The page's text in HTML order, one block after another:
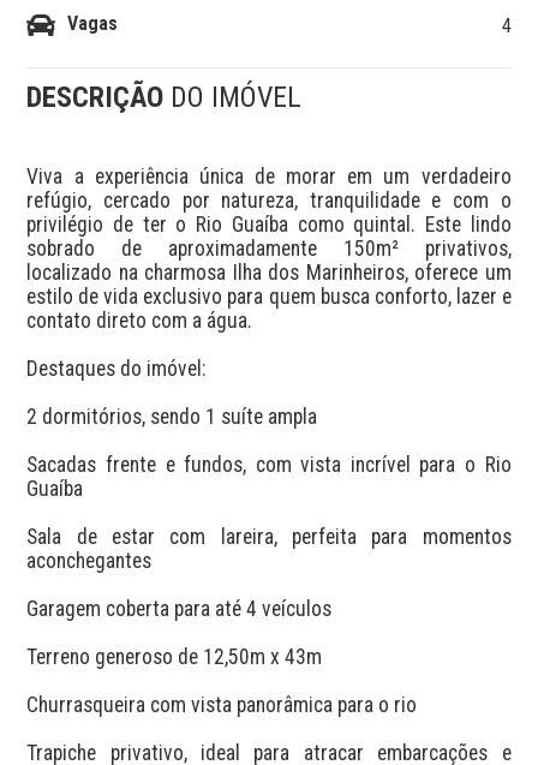
Vagas 4
DESCRIÇÃO DO IMÓVEL
Viva a experiência única de morar em um verdadeiro
refúgio, cercado por natureza, tranquilidade e com o
privilégio de ter o Rio Guaíba como quintal. Este lindo
sobrado de aproximadamente 150m² privativos,
localizado na charmosa Ilha dos Marinheiros, oferece um
estilo de vida exclusivo para quem busca conforto, lazer e
contato direto com a água.
Destaques do imóvel:
2 dormitórios, sendo 1 suíte ampla
Sacadas frente e fundos, com vista incrível para o Rio
Guaíba
Sala de estar com lareira, perfeita para momentos
aconchegantes
Garagem coberta para até 4 veículos
Terreno generoso de 12,50m x 43m
Churrasqueira com vista panorâmica para o rio
Trapiche privativo, ideal para atracar embarcações e